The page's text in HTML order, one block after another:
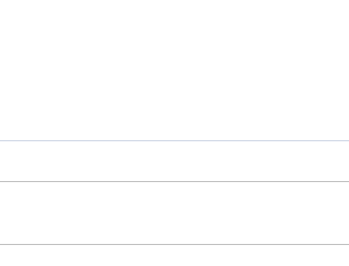
Culto Noite - 02/08/2026